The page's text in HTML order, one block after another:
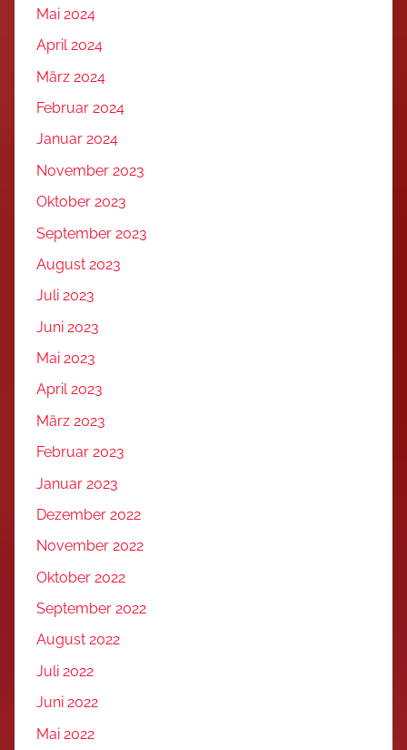
Mai 2024
April 2024
März 2024
Februar 2024
Januar 2024
November 2023
Oktober 2023
September 2023
August 2023
Juli 2023
Juni 2023
Mai 2023
April 2023
März 2023
Februar 2023
Januar 2023
Dezember 2022
November 2022
Oktober 2022
September 2022
August 2022
Juli 2022
Juni 2022
Mai 2022